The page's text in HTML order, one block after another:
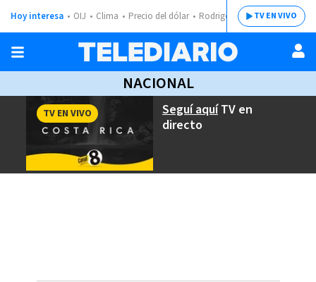
Hoy interesa OIJ Clima Precio del dólar Rodrigo ChavesTV EN VIVO
NACIONAL
Seguí aquíTV en
directo
TV EN VIVO